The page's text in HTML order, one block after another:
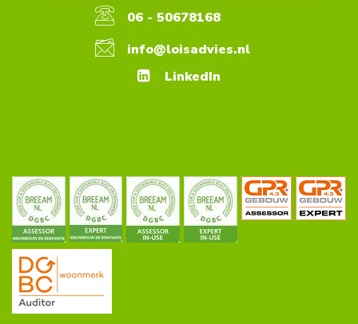
06 - 50678168
info@loisadvies.nl
LinkedIn